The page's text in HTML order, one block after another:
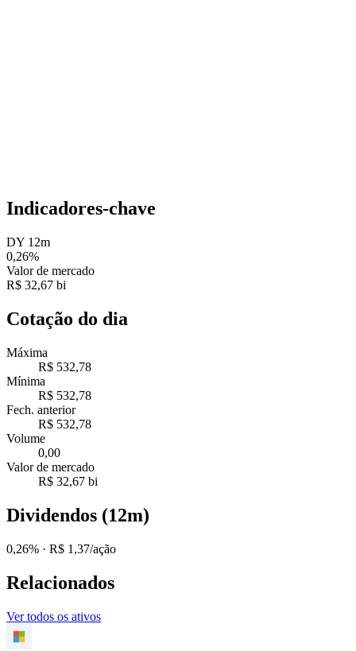
Indicadores-chave
DY 12m
0,26%
Valor de mercado
R$ 32,67 bi
Cotação do dia
Máxima
R$ 532,78
Mínima
R$ 532,78
Fech. anterior
R$ 532,78
Volume
0,00
Valor de mercado
R$ 32,67 bi
Dividendos (12m)
0,26% · R$ 1,37/ação
Relacionados
Ver todos os ativos